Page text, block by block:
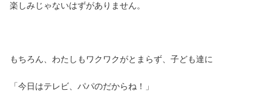
楽しみじゃないはずがありません。
もちろん、わたしもワクワクがとまらず、子ども達に
「今日はテレビ、パパのだからね！」